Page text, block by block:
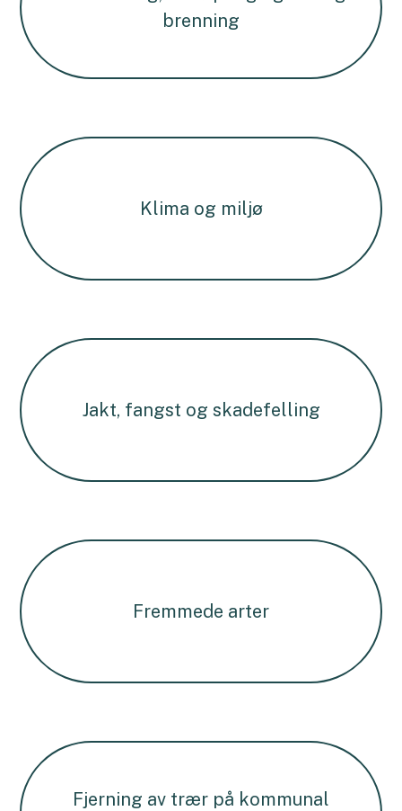
brenning
Klima og miljø
Jakt, fangst og skadefelling
Fremmede arter
Fjerning av trær på kommunal